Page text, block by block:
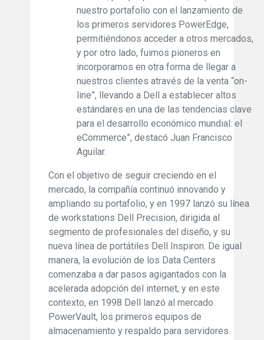
nuestro portafolio con el lanzamiento de
los primeros servidores PowerEdge,
permitiéndonos acceder a otros mercados,
y por otro lado, fuimos pioneros en
incorporarnos en otra forma de llegar a
nuestros clientes através de la venta “on-
line”, llevando a Dell a establecer altos
estándares en una de las tendencias clave
para el desarrollo económico mundial: el
eCommerce”, destacó Juan Francisco
Aguilar.
Con el objetivo de seguir creciendo en el
mercado, la compañía continuó innovando y
ampliando su portafolio, y en 1997 lanzó su línea
de workstations Dell Precision, dirigida al
segmento de profesionales del diseño, y su
nueva línea de portátiles Dell Inspiron. De igual
manera, la evolución de los Data Centers
comenzaba a dar pasos agigantados con la
acelerada adopción del internet, y en este
contexto, en 1998 Dell lanzó al mercado
PowerVault, los primeros equipos de
almacenamiento y respaldo para servidores.